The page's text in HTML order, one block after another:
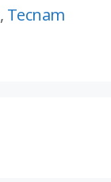
, Tecnam